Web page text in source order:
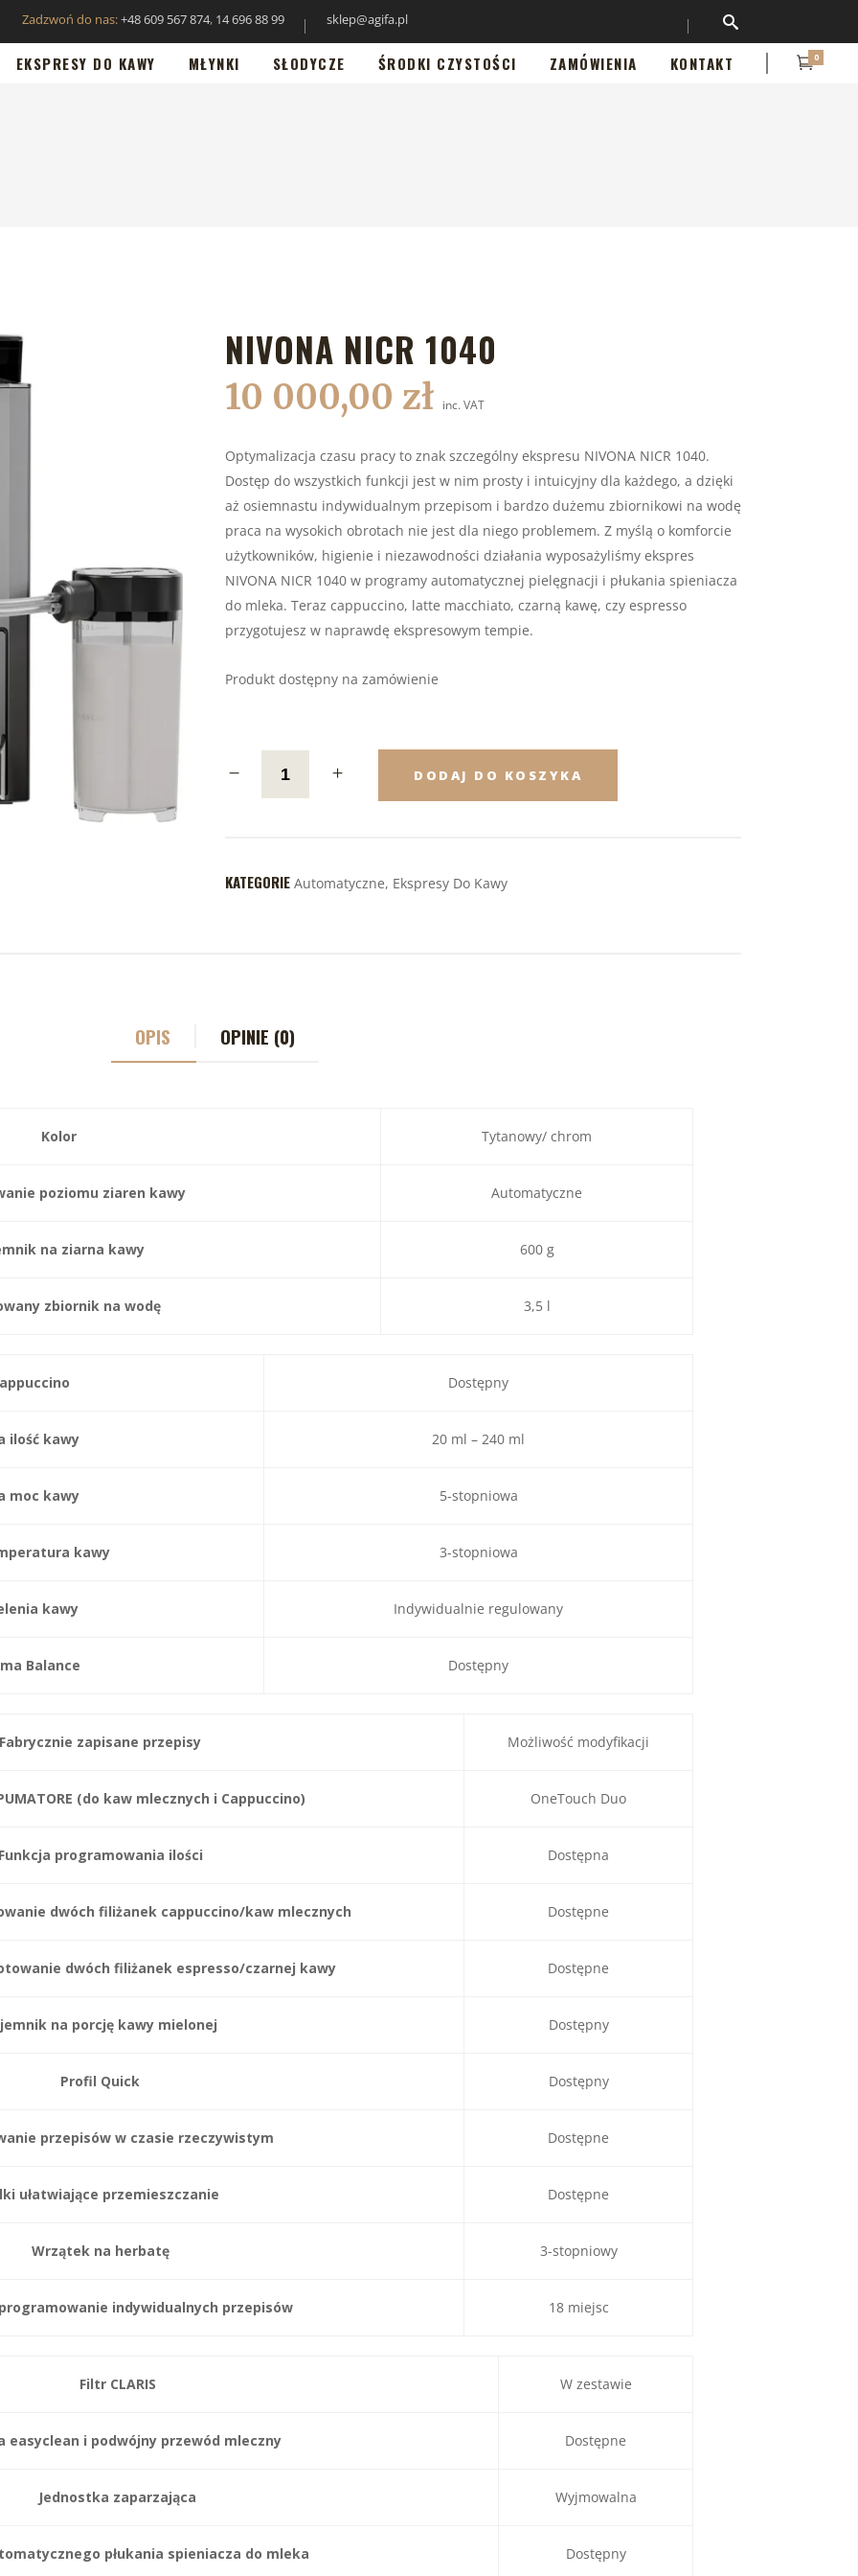
Zadzwoń do nas:+48 609 567 874, 14 696 88 99 sklep@agifa.pl
EKSPRESY DO KAWY MŁYNKI SŁODYCZE ŚRODKI CZYSTOŚCI ZAMÓWIENIA KONTAKT 0
NIVONA NICR 1040
10 000,00 zł inc. VAT
Optymalizacja czasu pracy to znak szczególny ekspresu NIVONA NICR 1040.
Dostęp do wszystkich funkcji jest w nim prosty i intuicyjny dla każdego, a dzięki
aż osiemnastu indywidualnym przepisom i bardzo dużemu zbiornikowi na wodę
praca na wysokich obrotach nie jest dla niego problemem. Z myślą o komforcie
użytkowników, higienie i niezawodności działania wyposażyliśmy ekspres
NIVONA NICR 1040 w programy automatycznej pielęgnacji i płukania spieniacza
do mleka. Teraz cappuccino, latte macchiato, czarną kawę, czy espresso
przygotujesz w naprawdę ekspresowym tempie.
Produkt dostępny na zamówienie
DODAJ DO KOSZYKA
KATEGORIE Automatyczne, Ekspresy Do Kawy
OPIS OPINIE (0)
Kolor Tytanowy/ chrom
poziomu ziaren kawy Automatyczne
na ziarna kawy 600 g
zbiornik na wodę 3,5 l
Dostępny
ilość kawy 20 ml – 240 ml
moc kawy 5-stopniowa
kawy 3-stopniowa
kawy Indywidualnie regulowany
Balance Dostępny
Fabrycznie zapisane przepisy Możliwość modyfikacji
(do kaw mlecznych i Cappuccino) OneTouch Duo
Funkcja programowania ilości Dostępna
dwóch filiżanek cappuccino/kaw mlecznych Dostępne
dwóch filiżanek espresso/czarnej kawy Dostępne
na porcję kawy mielonej Dostępny
Profil Quick Dostępny
przepisów w czasie rzeczywistym Dostępne
ułatwiające przemieszczanie Dostępne
Wrzątek na herbatę 3-stopniowy
programowanie indywidualnych przepisów 18 miejsc
Filtr CLARIS W zestawie
easyclean i podwójny przewód mleczny Dostępne
Jednostka zaparzająca Wyjmowalna
płukania spieniacza do mleka Dostępny